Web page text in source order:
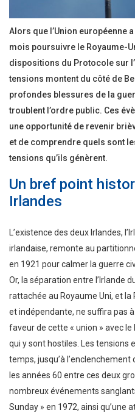
Alors que l’Union européenne
mois poursuivre le Royaume-
dispositions du Protocole sur
tensions montent du côté de
profondes blessures de la
troublent l’ordre public. Ces
une opportunité de revenir
et de comprendre quels sont
tensions qu’ils génèrent.
Un bref point
Irlandes
L’existence des deux Irlandes,
irlandaise, remonte au
en 1921 pour calmer la guerre
Or, la séparation entre l’Irlande
rattachée au Royaume Uni, et
et indépendante, ne suffira pas
faveur de cette « union » avec
qui y sont hostiles. Les tensions
temps, jusqu’à l’enclenchement
les années 60 entre ces deux
nombreux événements
Sunday » en 1972, ainsi